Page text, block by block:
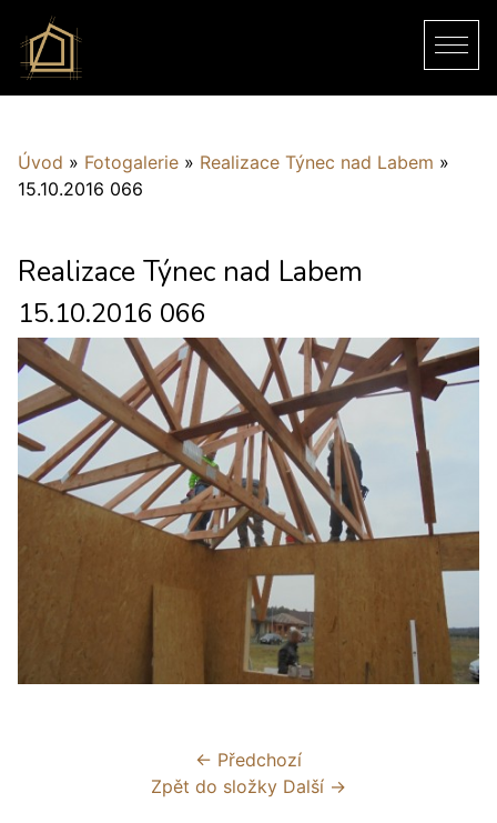
Úvod » Fotogalerie » Realizace Týnec nad Labem »
15.10.2016 066
Realizace Týnec nad Labem
15.10.2016 066
← Předchozí
Zpět do složky Další →